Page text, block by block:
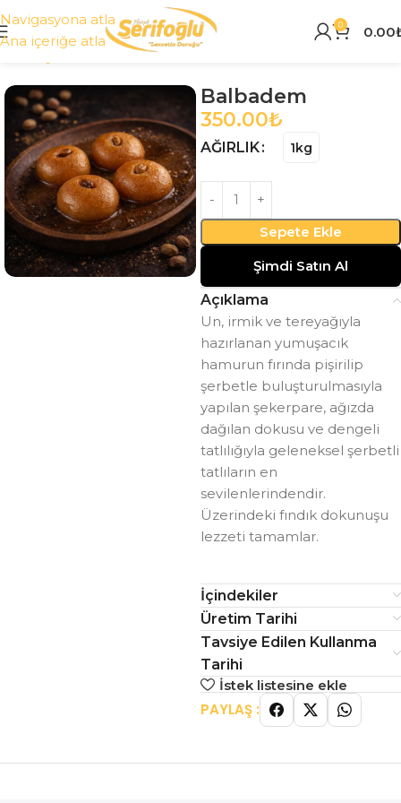
Navigasyona atla
Ana içeriğe atla
0 0.00
Tüm Ürünler
Balbadem
350.00₺
AĞIRLIK 1kg
Sepete Ekle
Şimdi Satın Al
Açıklama
Un, irmik ve tereyağıyla
hazırlanan yumuşacık
hamurun fırında pişirilip
şerbetle buluşturulmasıyla
yapılan şekerpare, ağızda
dağılan dokusu ve dengeli
tatlılığıyla geleneksel şerbetli
tatlıların en
sevilenlerindendir.
Üzerindeki fındık dokunuşu
lezzeti tamamlar.
İçindekiler
Üretim Tarihi
Tavsiye Edilen Kullanma
Tarihi
İstek listesine ekle
PAYLAŞ :